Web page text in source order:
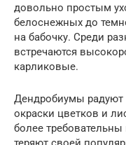
довольно простым
белоснежных до
на бабочку. Среди
встречаются
карликовые.
Дендробиумы радуют
окраски цветков и
более